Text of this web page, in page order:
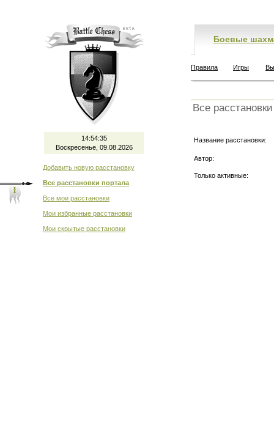
14:54:35
Воскресенье, 09.08.2026
Добавить новую расстановку
Все расстановки портала
Все мои расстановки
Мои избранные расстановки
Мои скрытые расстановки
Боевые
Правила Игры
Все
Название расстановки:
Автор:
Только активные: